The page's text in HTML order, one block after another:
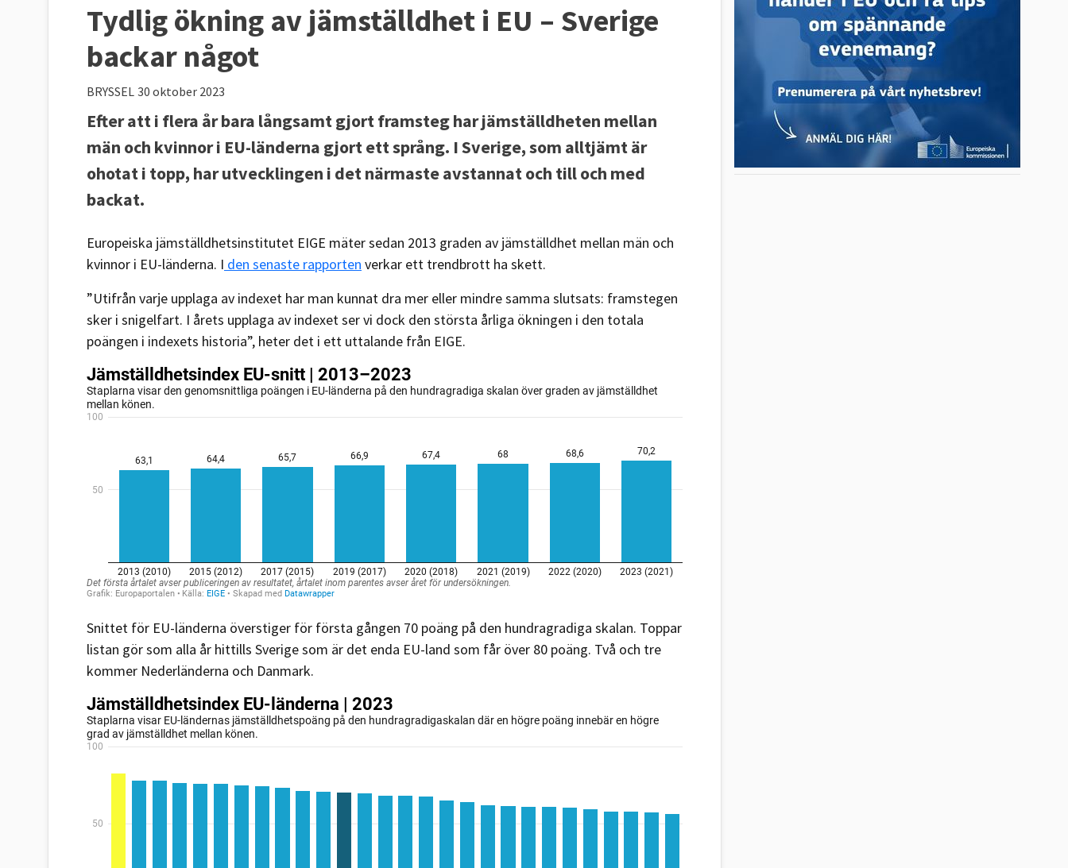
Tydlig ökning av jämställdhet i EU – Sverige
backar något
BRYSSEL 30 oktober 2023
Efter att i flera år bara långsamt gjort framsteg har jämställdheten mellan
män och kvinnor i EU-länderna gjort ett språng. I Sverige, som alltjämt är
ohotat i topp, har utvecklingen i det närmaste avstannat och till och med
backat.
Europeiska jämställdhetsinstitutet EIGE mäter sedan 2013 graden av jämställdhet mellan män och
kvinnor i EU-länderna. I den senaste rapporten verkar ett trendbrott ha skett.
”Utifrån varje upplaga av indexet har man kunnat dra mer eller mindre samma slutsats: framstegen
sker i snigelfart. I årets upplaga av indexet ser vi dock den största årliga ökningen i den totala
poängen i indexets historia”, heter det i ett uttalande från EIGE.
Snittet för EU-länderna överstiger för första gången 70 poäng på den hundragradiga skalan. Toppar
listan gör som alla år hittills Sverige som är det enda EU-land som får över 80 poäng. Två och tre
kommer Nederländerna och Danmark.